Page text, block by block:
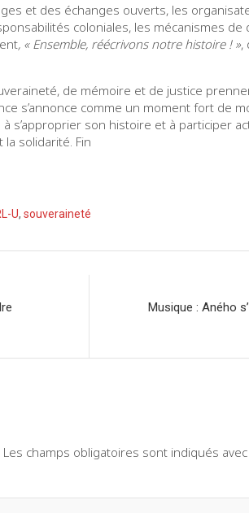
et des échanges ouverts, les
coloniales, les mécanismes
, « Ensemble, réécrivons notre histoire ! »,
de mémoire et de justice
s’annonce comme un moment fort de
s’approprier son histoire et à participer
solidarité. Fin
U, souveraineté
Musique : Aného
Les champs obligatoires sont indiqués avec